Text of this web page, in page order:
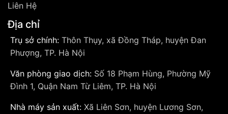
Liên Hệ
Địa chỉ
Trụ sở chính: Thôn Thụy, xã Đồng Tháp, huyện Đan
Phượng, TP. Hà Nội
Văn phòng giao dịch: Số 18 Phạm Hùng, Phường Mỹ
Đình 1, Quận Nam Từ Liêm, TP. Hà Nội
Nhà máy sản xuất: Xã Liên Sơn, huyện Lương Sơn,